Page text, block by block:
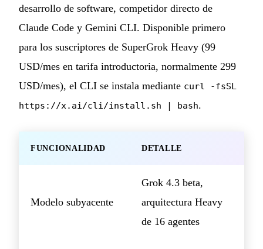
desarrollo de software, competidor directo de
Claude Code y Gemini CLI. Disponible primero
para los suscriptores de SuperGrok Heavy (99
USD/mes en tarifa introductoria, normalmente 299
USD/mes), el CLI se instala mediante curl -fsSL
https://x.ai/cli/install.sh | bash.
FUNCIONALIDAD DETALLE
Modelo subyacente
Grok 4.3 beta,
arquitectura Heavy
de 16 agentes